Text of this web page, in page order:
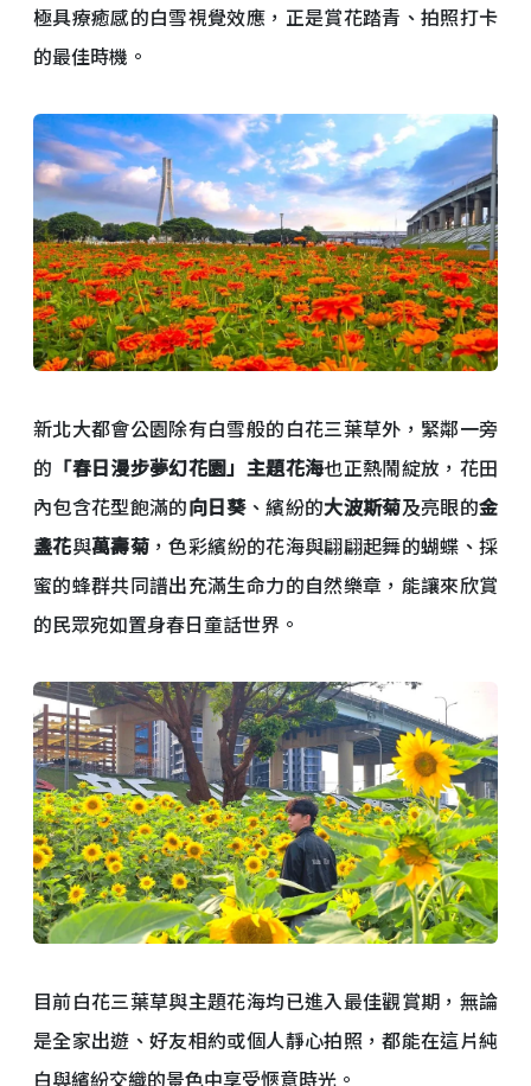
極具療癒感的白雪視覺效應，正是賞花踏青、拍照打卡
的最佳時機。
新北大都會公園除有白雪般的白花三葉草外，緊鄰一旁
的 「春日漫步夢幻花園」主題花海也正熱鬧綻放，花田
內包含花型飽滿的向日葵、繽紛的大波斯菊及亮眼的金
盞花與萬壽菊 ，色彩繽紛的花海與翩翩起舞的蝴蝶、採
蜜的蜂群共同譜出充滿生命力的自然樂章，能讓來欣賞
的民眾宛如置身春日童話世界。
目前白花三葉草與主題花海均已進入最佳觀賞期，無論
是全家出遊、好友相約或個人靜心拍照，都能在這片純
白與繽紛交織的景色中享受愜意時光。